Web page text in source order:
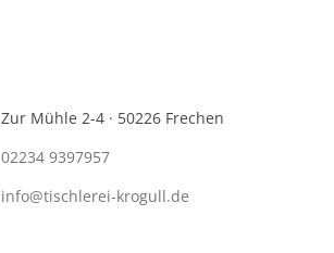
Zur Mühle 2-4 · 50226 Frechen
02234 9397957
info@tischlerei-krogull.de